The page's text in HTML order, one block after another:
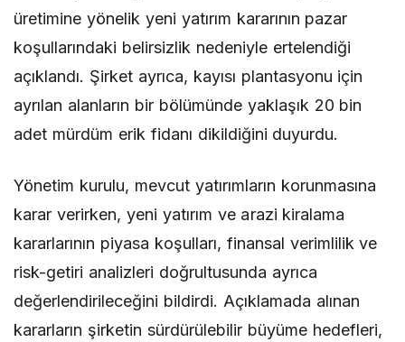
üretimine yönelik yeni yatırım kararının pazar
koşullarındaki belirsizlik nedeniyle ertelendiği
açıklandı. Şirket ayrıca, kayısı plantasyonu için
ayrılan alanların bir bölümünde yaklaşık 20 bin
adet mürdüm erik fidanı dikildiğini duyurdu.
Yönetim kurulu, mevcut yatırımların korunmasına
karar verirken, yeni yatırım ve arazi kiralama
kararlarının piyasa koşulları, finansal verimlilik ve
risk-getiri analizleri doğrultusunda ayrıca
değerlendirileceğini bildirdi. Açıklamada alınan
kararların şirketin sürdürülebilir büyüme hedefleri,